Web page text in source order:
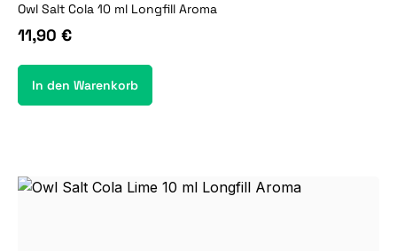
Owl Salt Cola 10 ml Longfill Aroma
11,90 €
In den Warenkorb